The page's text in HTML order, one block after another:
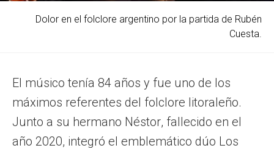
Dolor en el folclore argentino por la partida de Rubén
Cuesta.
El músico tenía 84 años y fue uno de los
máximos referentes del folclore litoraleño.
Junto a su hermano Néstor, fallecido en el
año 2020, integró el emblemático dúo Los